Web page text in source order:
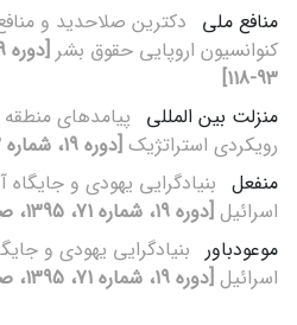
منافع ملی دکترین صلاحدید و
کنوانسیون اروپایی حقوق بشر
93-118]
منزلت بین‏ المللی پیامدهای منطقه‏
رویکردی استراتژیک [دوره 19، شماره 72، 1395، صفحه 131-158]
منفعل بنیادگرایی یهودی و
اسرائیل [دوره 19، شماره 71، 1395، صفحه 119-142]
موعودباور بنیادگرایی یهودی و
اسرائیل [دوره 19، شماره 71، 1395، صفحه 119-142]